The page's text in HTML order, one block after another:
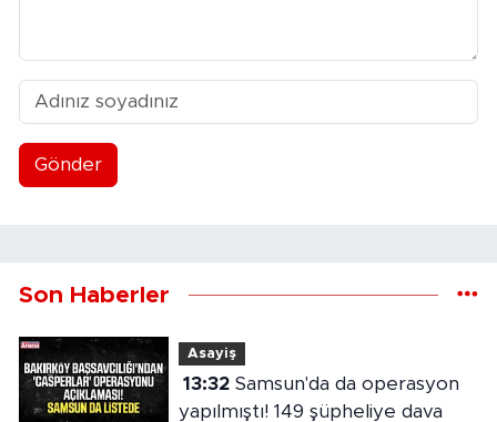
Gönder
Son Haberler
Asayiş
13:32Samsun'da da operasyon
yapılmıştı! 149 şüpheliye dava